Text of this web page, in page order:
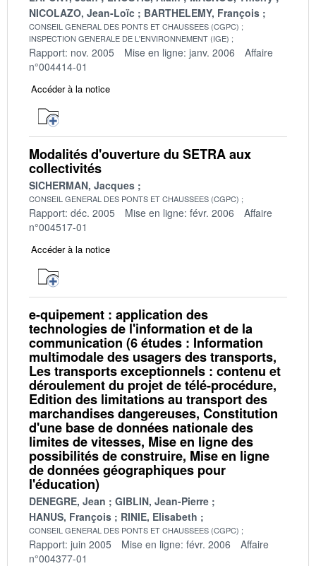
NICOLAZO, Jean-Loïc
BARTHELEMY, François
CONSEIL GENERAL DES PONTS ET CHAUSSEES (CGPC)
INSPECTION GENERALE DE L'ENVIRONNEMENT (IGE)
Rapport: nov. 2005 Mise en ligne: janv. 2006
Affaire
n°004414-01
Accéder à la notice
Modalités d'ouverture du SETRA aux
collectivités
SICHERMAN, Jacques
CONSEIL GENERAL DES PONTS ET CHAUSSEES (CGPC)
Rapport: déc. 2005 Mise en ligne: févr. 2006
Affaire
n°004517-01
Accéder à la notice
e-quipement : application des
technologies de l'information et de la
communication (6 études : Information
multimodale des usagers des transports,
Les transports exceptionnels : contenu et
déroulement du projet de télé-procédure,
Edition des limitations au transport des
marchandises dangereuses, Constitution
d'une base de données nationale des
limites de vitesses, Mise en ligne des
possibilités de construire, Mise en ligne
de données géographiques pour
l'éducation)
DENEGRE, Jean
GIBLIN, Jean-Pierre
HANUS, François
RINIE, Elisabeth
CONSEIL GENERAL DES PONTS ET CHAUSSEES (CGPC)
Rapport: juin 2005 Mise en ligne: févr. 2006
Affaire
n°004377-01